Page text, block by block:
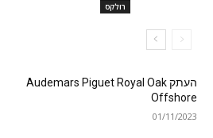
רולקס
העתק Audemars Piguet Royal Oak
Offshore
01/11/2023